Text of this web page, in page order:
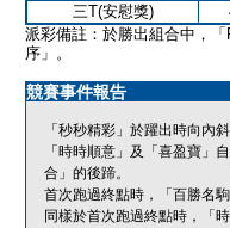
三T(安慰獎)
派彩備註：於勝出組合中，
序」。
競賽事件報告
「秒秒精彩」於躍出時向內
「時時順意」及「喜盈寶」
合」的後蹄。
首次跑過終點時，「百勝名
同樣於首次跑過終點時，「